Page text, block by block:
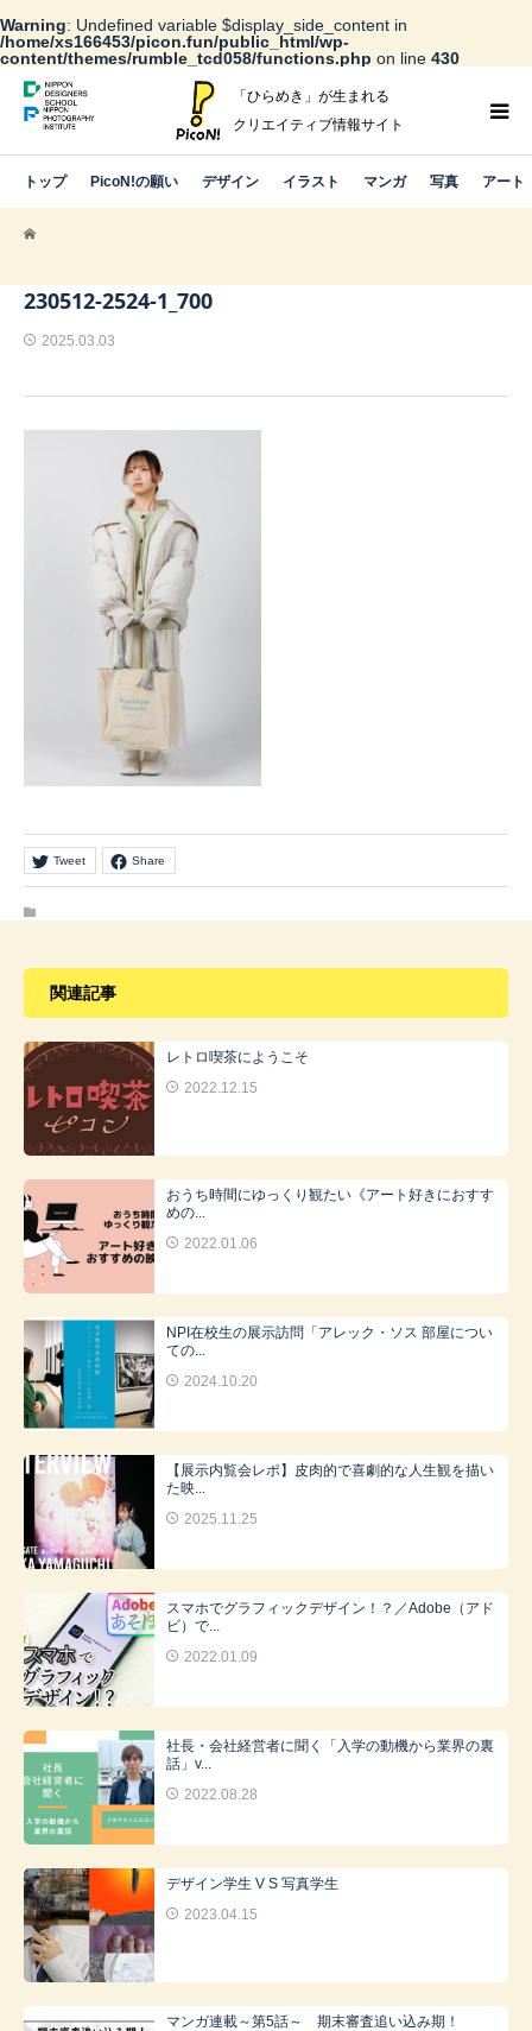
Warning: Undefined variable $display_side_content in
/home/xs166453/picon.fun/public_html/wp-
content/themes/rumble_tcd058/functions.php on line 430
「ひらめき」が生まれる
クリエイティブ情報サイト
トップ PicoN!の願い デザイン イラスト マンガ 写真 アート
230512-2524-1_700
2025.03.03
Tweet Share
関連記事
レトロ喫茶にようこそ
2022.12.15
おうち時間にゆっくり観たい《アート好きにおすす
めの...
2022.01.06
NPI在校生の展示訪問「アレック・ソス 部屋につい
ての...
2024.10.20
【展示内覧会レポ】皮肉的で喜劇的な人生観を描い
た映...
2025.11.25
スマホでグラフィックデザイン！？／Adobe（アド
ビ）で...
2022.01.09
社長・会社経営者に聞く「入学の動機から業界の裏
話」v...
2022.08.28
デザイン学⽣ V S 写真学⽣
2023.04.15
マンガ連載～第5話～ 期末審査追い込み期！